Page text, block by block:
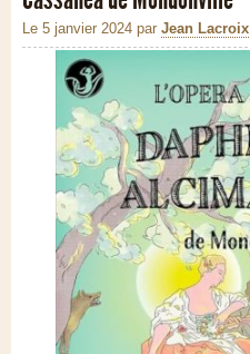
Le 5 janvier 2024 par Jean Lacroix